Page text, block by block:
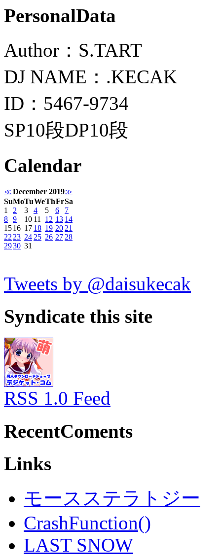
PersonalData
Author：S.TART
DJ NAME：.KECAK
ID：5467-9734
SP10段DP10段
Calendar
≪December 2019≫
SuMoTuWeThFrSa
1
2 3 4 5 6
7
8 9 10 11 12 13 14
1516 17 18 19 20 21
22 23 24 25 26 27 28
2930 31
Tweets by @daisukecak
Syndicate this site
RSS 1.0 Feed
RecentComents
Links
モースステラトジー
CrashFunction()
LAST SNOW